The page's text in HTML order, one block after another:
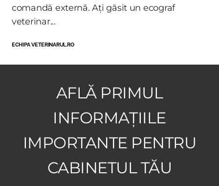
comandă externă. Ați găsit un ecograf
veterinar...
ECHIPA VETERINARUL.RO
AFLĂ PRIMUL
INFORMAȚIILE
IMPORTANTE PENTRU
CABINETUL TĂU